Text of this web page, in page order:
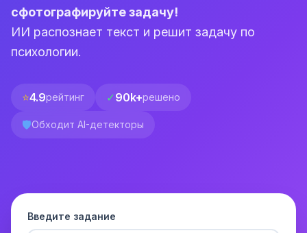
сфотографируйте задачу!
ИИ распознает текст и решит задачу по
психологии.
⭐4.9рейтинг ✓90k+решено
🛡️Обходит AI-детекторы
Введите задание